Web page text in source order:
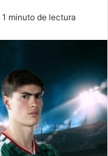
1 minuto de lectura